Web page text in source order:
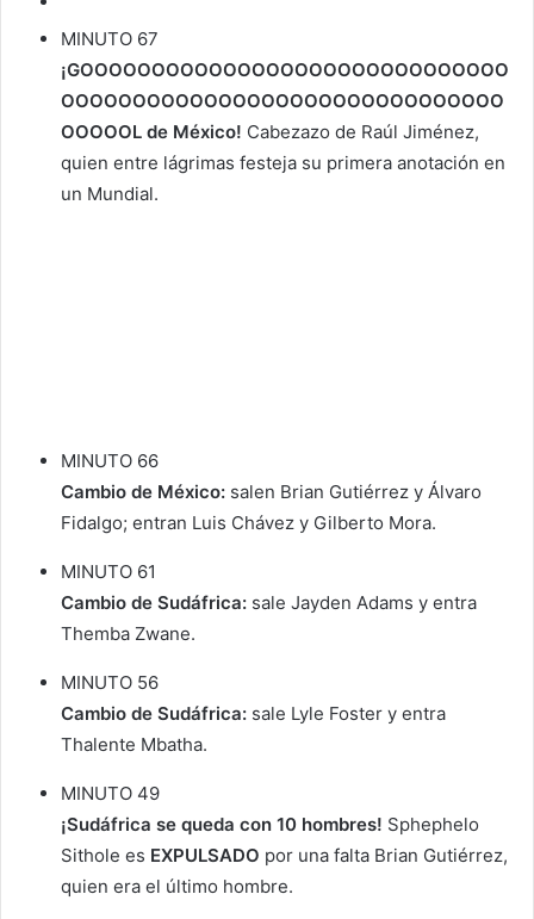
MINUTO 67
¡GOOOOOOOOOOOOOOOOOOOOOOOOOOOOOO
OOOOOOOOOOOOOOOOOOOOOOOOOOOOOOO
OOOOOL de México! Cabezazo de Raúl Jiménez,
quien entre lágrimas festeja su primera anotación en
un Mundial.
MINUTO 66
Cambio de México: salen Brian Gutiérrez y Álvaro
Fidalgo; entran Luis Chávez y Gilberto Mora.
MINUTO 61
Cambio de Sudáfrica: sale Jayden Adams y entra
Themba Zwane.
MINUTO 56
Cambio de Sudáfrica: sale Lyle Foster y entra
Thalente Mbatha.
MINUTO 49
¡Sudáfrica se queda con 10 hombres! Sphephelo
Sithole es EXPULSADO por una falta Brian Gutiérrez,
quien era el último hombre.